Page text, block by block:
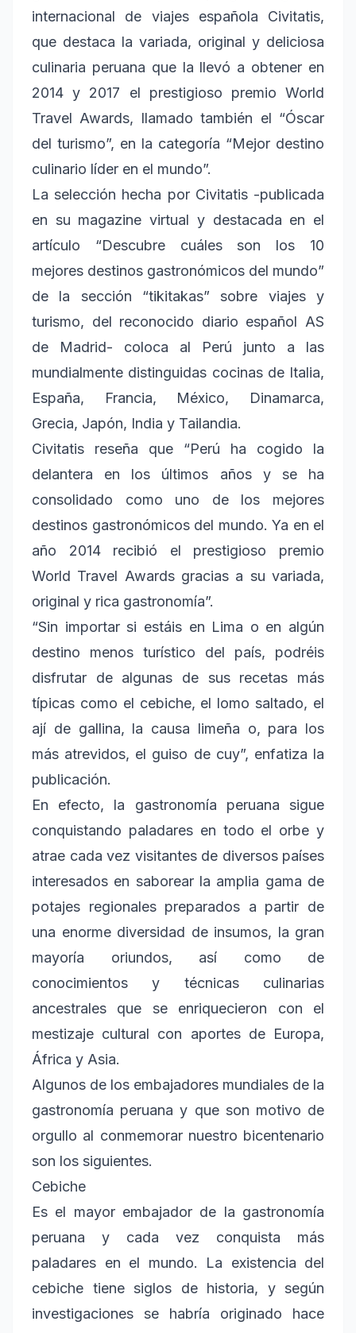
internacional de viajes española Civitatis,
que destaca la variada, original y deliciosa
culinaria peruana que la llevó a obtener en
2014 y 2017 el prestigioso premio World
Travel Awards, llamado también el “Óscar
del turismo”, en la categoría “Mejor destino
culinario líder en el mundo”.
La selección hecha por Civitatis -publicada
en su magazine virtual y destacada en el
artículo “Descubre cuáles son los 10
mejores destinos gastronómicos del mundo”
de la sección “tikitakas” sobre viajes y
turismo, del reconocido diario español AS
de Madrid- coloca al Perú junto a las
mundialmente distinguidas cocinas de Italia,
España, Francia, México, Dinamarca,
Grecia, Japón, India y Tailandia.
Civitatis reseña que “Perú ha cogido la
delantera en los últimos años y se ha
consolidado como uno de los mejores
destinos gastronómicos del mundo. Ya en el
año 2014 recibió el prestigioso premio
World Travel Awards gracias a su variada,
original y rica gastronomía”.
“Sin importar si estáis en Lima o en algún
destino menos turístico del país, podréis
disfrutar de algunas de sus recetas más
típicas como el cebiche, el lomo saltado, el
ají de gallina, la causa limeña o, para los
más atrevidos, el guiso de cuy”, enfatiza la
publicación.
En efecto, la gastronomía peruana sigue
conquistando paladares en todo el orbe y
atrae cada vez visitantes de diversos países
interesados en saborear la amplia gama de
potajes regionales preparados a partir de
una enorme diversidad de insumos, la gran
mayoría oriundos, así como de
conocimientos y técnicas culinarias
ancestrales que se enriquecieron con el
mestizaje cultural con aportes de Europa,
África y Asia.
Algunos de los embajadores mundiales de la
gastronomía peruana y que son motivo de
orgullo al conmemorar nuestro bicentenario
son los siguientes.
Cebiche
Es el mayor embajador de la gastronomía
peruana y cada vez conquista más
paladares en el mundo. La existencia del
cebiche tiene siglos de historia, y según
investigaciones se habría originado hace